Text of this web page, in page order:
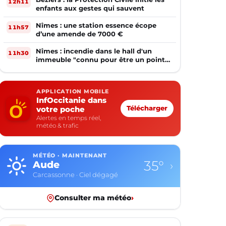
enfants aux gestes qui sauvent
11h57
Nîmes : une station essence écope
d’une amende de 7000 €
11h30
Nîmes : incendie dans le hall d'un
immeuble "connu pour être un point
APPLICATION MOBILE
InfOccitanie dans
votre poche
Alertes en temps réel,
météo & trafic
Télécharger
MÉTÉO · MAINTENANT
Aude
Carcassonne · Ciel dégagé
35° ›
Consulter ma météo›